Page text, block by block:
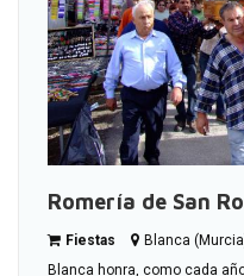
Romería de San
Fiestas Blanca
Blanca honra, como cada